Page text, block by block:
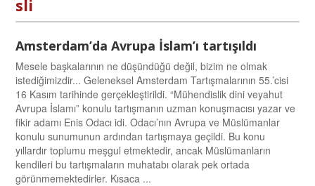
sli
Amsterdam’da Avrupa İslam’ı tartışıldı
Mesele başkalarının ne düşündüğü değil, bizim ne olmak
istediğimizdir... Geleneksel Amsterdam Tartışmalarının 55.’cisi
16 Kasım tarihinde gerçekleştirildi. “Mühendislik dini veyahut
Avrupa İslamı” konulu tartışmanın uzman konuşmacısı yazar ve
fikir adamı Enis Odacı idi. Odacı’nın Avrupa ve Müslümanlar
konulu sunumunun ardından tartışmaya geçildi. Bu konu
yıllardır toplumu meşgul etmektedir, ancak Müslümanların
kendileri bu tartışmaların muhatabı olarak pek ortada
görünmemektedirler. Kısaca ...